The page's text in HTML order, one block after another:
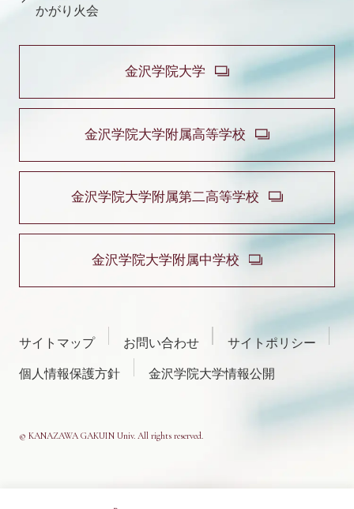
かがり火会
金沢学院大学
金沢学院大学附属高等学校
金沢学院大学附属第二高等学校
金沢学院大学附属中学校
サイトマップ お問い合わせ サイトポリシー
個人情報保護方針 金沢学院大学情報公開
© KANAZAWA GAKUIN Univ. All rights reserved.